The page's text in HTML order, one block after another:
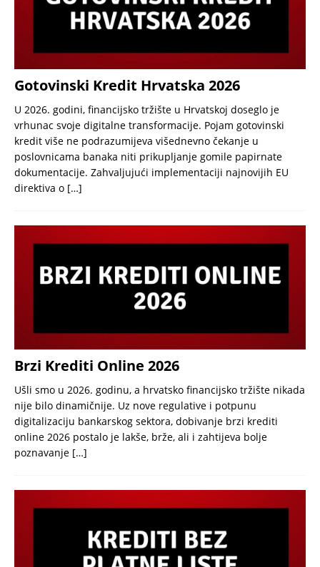
Gotovinski Kredit Hrvatska 2026
U 2026. godini, financijsko tržište u Hrvatskoj doseglo je
vrhunac svoje digitalne transformacije. Pojam gotovinski
kredit više ne podrazumijeva višednevno čekanje u
poslovnicama banaka niti prikupljanje gomile papirnate
dokumentacije. Zahvaljujući implementaciji najnovijih EU
direktiva o […]
Brzi Krediti Online 2026
Ušli smo u 2026. godinu, a hrvatsko financijsko tržište nikada
nije bilo dinamičnije. Uz nove regulative i potpunu
digitalizaciju bankarskog sektora, dobivanje brzi krediti
online 2026 postalo je lakše, brže, ali i zahtijeva bolje
poznavanje […]